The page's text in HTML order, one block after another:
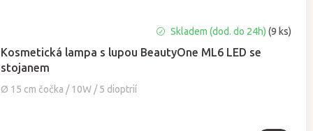
Kosmetická lampa s lupou BeautyOne ML6 LED se
stojanem
Ø 15 cm čočka / 10W / 5 dioptrií
hodnocení
produktu
je
4,8
Skladem (dod. do 24h)(9 ks)